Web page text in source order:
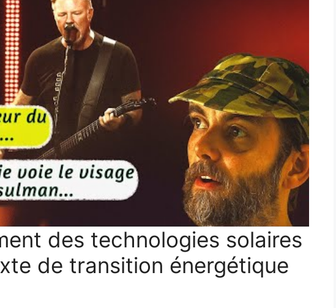
des technologies solaires
de transition énergétique